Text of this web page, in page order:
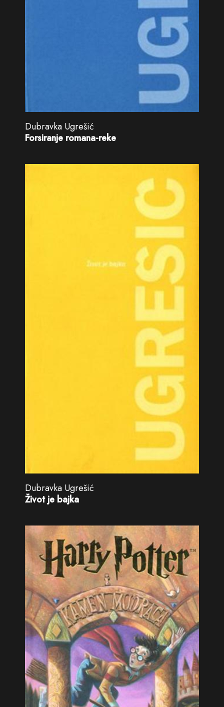
Dubravka Ugrešić
Forsiranje romana-reke
Dubravka Ugrešić
Život je bajka